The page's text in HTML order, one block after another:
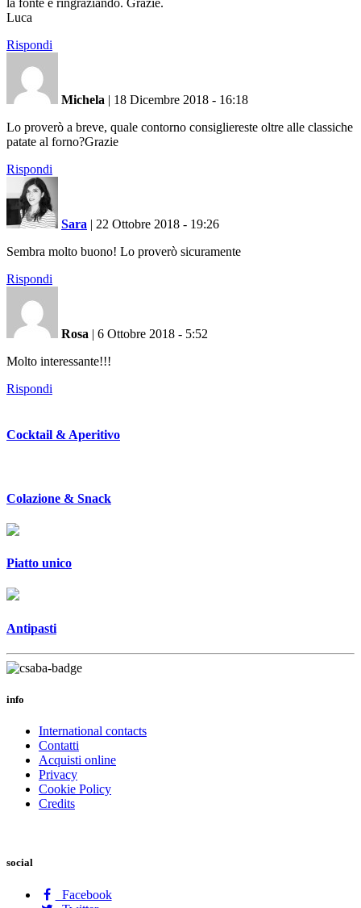
Luca
Rispondi
Michela | 18 Dicembre 2018 - 16:18
Lo proverò a breve, quale contorno consigliereste oltre alle classiche
patate al forno?Grazie
Rispondi
Sara | 22 Ottobre 2018 - 19:26
Sembra molto buono! Lo proverò sicuramente
Rispondi
Rosa | 6 Ottobre 2018 - 5:52
Molto interessante!!!
Rispondi
Cocktail & Aperitivo
Colazione & Snack
Piatto unico
Antipasti
info
International contacts
Contatti
Acquisti online
Privacy
Cookie Policy
Credits
social
Facebook